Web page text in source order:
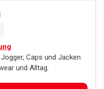
Caps und Jacken
und Alltag.